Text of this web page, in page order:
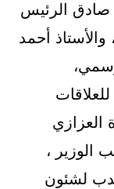
صادق الرئيس
والأستاذ أحمد
العزازي
الوزير ،
لشئون